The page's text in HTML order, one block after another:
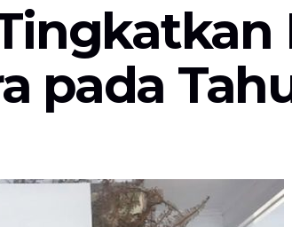
pada